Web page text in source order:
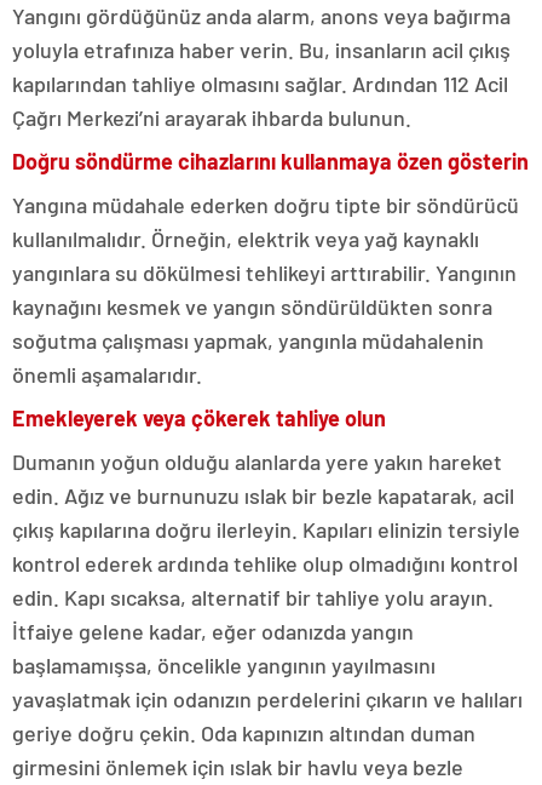
Yangını gördüğünüz anda alarm, anons veya bağırma
yoluyla etrafınıza haber verin. Bu, insanların acil çıkış
kapılarından tahliye olmasını sağlar. Ardından 112 Acil
Çağrı Merkezi’ni arayarak ihbarda bulunun.
Doğru söndürme cihazlarını kullanmaya özen gösterin
Yangına müdahale ederken doğru tipte bir söndürücü
kullanılmalıdır. Örneğin, elektrik veya yağ kaynaklı
yangınlara su dökülmesi tehlikeyi arttırabilir. Yangının
kaynağını kesmek ve yangın söndürüldükten sonra
soğutma çalışması yapmak, yangınla müdahalenin
önemli aşamalarıdır.
Emekleyerek veya çökerek tahliye olun
Dumanın yoğun olduğu alanlarda yere yakın hareket
edin. Ağız ve burnunuzu ıslak bir bezle kapatarak, acil
çıkış kapılarına doğru ilerleyin. Kapıları elinizin tersiyle
kontrol ederek ardında tehlike olup olmadığını kontrol
edin. Kapı sıcaksa, alternatif bir tahliye yolu arayın.
İtfaiye gelene kadar, eğer odanızda yangın
başlamamışsa, öncelikle yangının yayılmasını
yavaşlatmak için odanızın perdelerini çıkarın ve halıları
geriye doğru çekin. Oda kapınızın altından duman
girmesini önlemek için ıslak bir havlu veya bezle